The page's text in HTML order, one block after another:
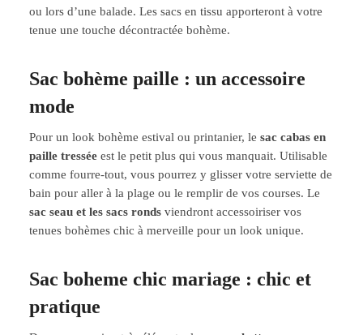
ou lors d’une balade. Les sacs en tissu apporteront à votre
tenue une touche décontractée bohème.
Sac bohème paille : un accessoire
mode
Pour un look bohème estival ou printanier, lesac cabas en
paille tressée est le petit plus qui vous manquait. Utilisable
comme fourre-tout, vous pourrez y glisser votre serviette de
bain pour aller à la plage ou le remplir de vos courses. Le
sac seau et les sacs ronds viendront accessoiriser vos
tenues bohèmes chic à merveille pour un look unique.
Sac boheme chic mariage : chic et
pratique